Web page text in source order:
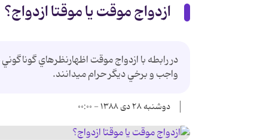
ازدواج موقت یا موقتا ازدواج؟
در رابطه با ازدواج موقت اظهارنظرهاي
واجب و برخي ديگر حرام ميدانند.
دوشنبه ۲۸ دی ۱۳۸۸ - ۰۰:۰۰